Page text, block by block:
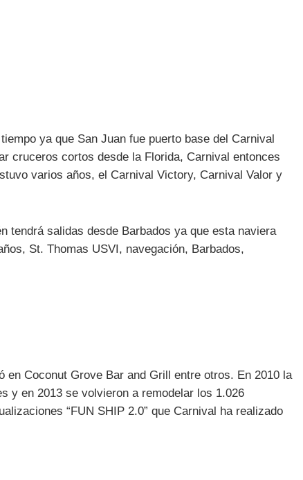
ya que San Juan fue puerto base del Carnival
cruceros cortos desde la Florida, Carnival entonces
varios años, el Carnival Victory, Carnival Valor y
tendrá salidas desde Barbados ya que esta naviera
St. Thomas USVI, navegación, Barbados,
Coconut Grove Bar and Grill entre otros. En 2010 la
y en 2013 se volvieron a remodelar los 1.026
“FUN SHIP 2.0” que Carnival ha realizado